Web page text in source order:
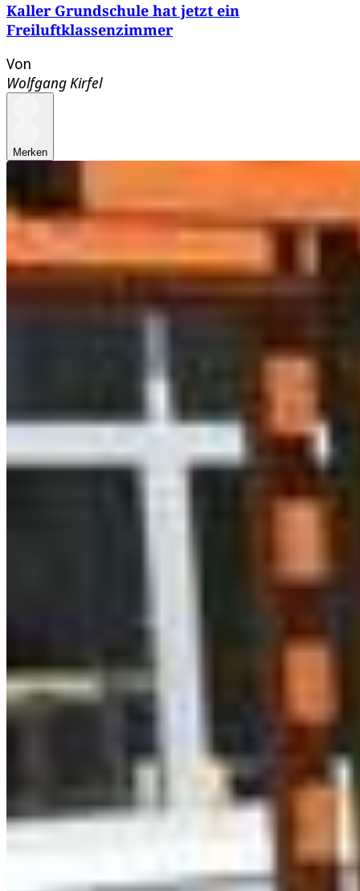
Kaller Grundschule hat jetzt ein
Freiluftklassenzimmer
Von
Wolfgang Kirfel
Merken